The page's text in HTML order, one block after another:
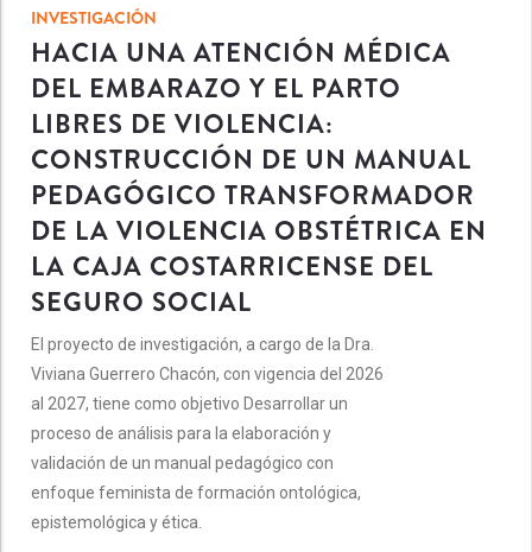
INVESTIGACIÓN
HACIA UNA ATENCIÓN MÉDICA
DEL EMBARAZO Y EL PARTO
LIBRES DE VIOLENCIA:
CONSTRUCCIÓN DE UN MANUAL
PEDAGÓGICO TRANSFORMADOR
DE LA VIOLENCIA OBSTÉTRICA EN
LA CAJA COSTARRICENSE DEL
SEGURO SOCIAL
El proyecto de investigación, a cargo de la Dra.
Viviana Guerrero Chacón, con vigencia del 2026
al 2027, tiene como objetivo Desarrollar un
proceso de análisis para la elaboración y
validación de un manual pedagógico con
enfoque feminista de formación ontológica,
epistemológica y ética.